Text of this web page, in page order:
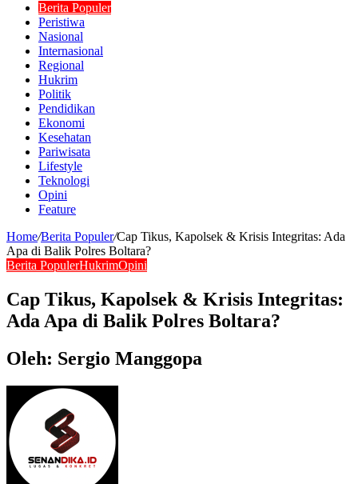
Berita Populer
Peristiwa
Nasional
Internasional
Regional
Hukrim
Politik
Pendidikan
Ekonomi
Kesehatan
Pariwisata
Lifestyle
Teknologi
Opini
Feature
Home/Berita Populer/Cap Tikus, Kapolsek & Krisis Integritas: Ada
Apa di Balik Polres Boltara?
Berita PopulerHukrimOpini
Cap Tikus, Kapolsek & Krisis Integritas:
Ada Apa di Balik Polres Boltara?
Oleh: Sergio Manggopa